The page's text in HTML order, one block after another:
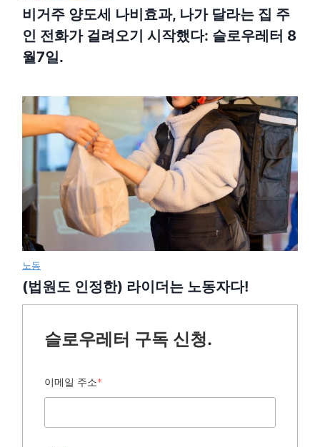
비거주 양도세 나비효과, 나가 달라는 집 주
인 전화가 걸려오기 시작했다: 슬로우레터 8
월7일.
노동
(법원도 인정한) 라이더는 노동자다!
슬로우레터 구독 신청.
이메일 주소*